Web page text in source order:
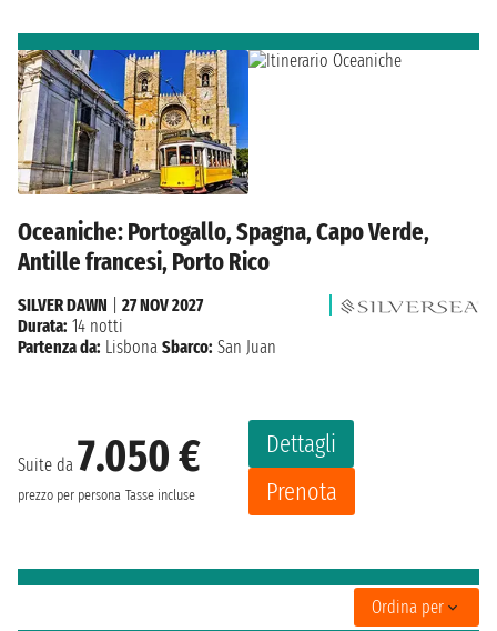
Oceaniche: Portogallo, Spagna, Capo Verde,
Antille francesi, Porto Rico
Suite da 7.050 €
prezzo per persona Tasse incluse
Dettagli
Prenota
SILVER DAWN
27 NOV 2027
Durata: 14 notti
Partenza da: Lisbona Sbarco: San Juan
Ordina per